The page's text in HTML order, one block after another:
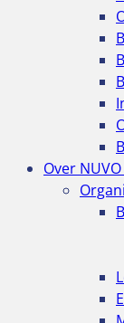
Over NUVO